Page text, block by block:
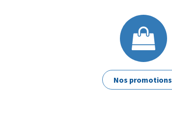
Nos promotions